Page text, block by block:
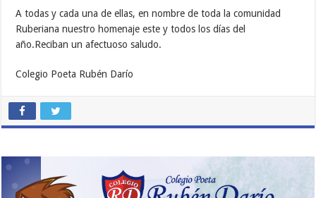
A todas y cada una de ellas, en nombre de toda la comunidad
Ruberiana nuestro homenaje este y todos los días del
año.Reciban un afectuoso saludo.
Colegio Poeta Rubén Darío